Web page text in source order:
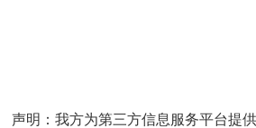
声明：我方为第三方信息服务平台提